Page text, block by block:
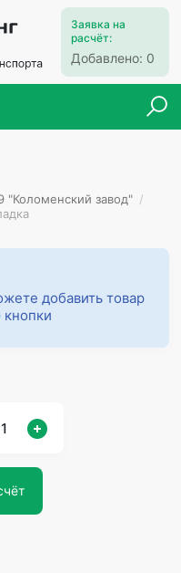
Заявка на
расчёт:
Добавлено: 0
"Коломенский завод" /
добавить товар
кнопки
на расчёт